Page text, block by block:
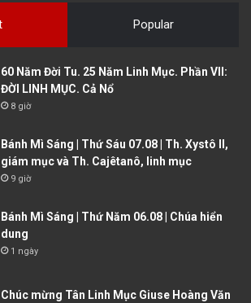
Popular
60 Năm Đời Tu. 25 Năm Linh Mục. Phần VII:
ĐỜI LINH MỤC. Cả Nổ
8 giờ
Bánh Mì Sáng | Thứ Sáu 07.08 | Th. Xystô II,
giám mục và Th. Cajêtanô, linh mục
9 giờ
Bánh Mì Sáng | Thứ Năm 06.08 | Chúa hiển
dung
1 ngày
Chúc mừng Tân Linh Mục Giuse Hoàng Văn